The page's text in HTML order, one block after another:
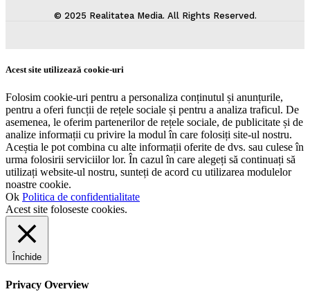
© 2025 Realitatea Media. All Rights Reserved.
Acest site utilizează cookie-uri
Folosim cookie-uri pentru a personaliza conținutul și anunțurile,
pentru a oferi funcții de rețele sociale și pentru a analiza traficul. De
asemenea, le oferim partenerilor de rețele sociale, de publicitate și de
analize informații cu privire la modul în care folosiți site-ul nostru.
Aceștia le pot combina cu alte informații oferite de dvs. sau culese în
urma folosirii serviciilor lor. În cazul în care alegeți să continuați să
utilizați website-ul nostru, sunteți de acord cu utilizarea modulelor
noastre cookie.
Ok Politica de confidentialitate
Acest site foloseste cookies.
Închide
Privacy Overview